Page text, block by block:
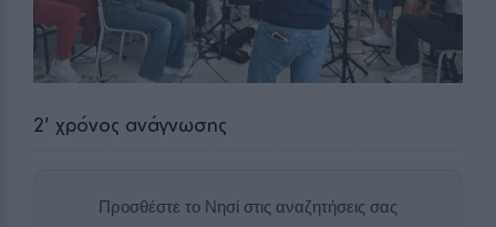
2' χρόνος ανάγνωσης
Προσθέστε το Νησί στις αναζητήσεις σας